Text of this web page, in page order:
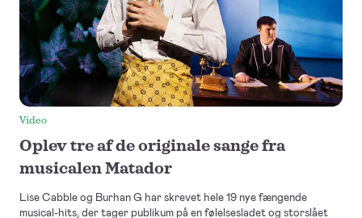
Video
Oplev tre af de originale sange fra
musicalen Matador
Lise Cabble og Burhan G har skrevet hele 19 nye fængende
musical-hits, der tager publikum på en følelsesladet og storslået